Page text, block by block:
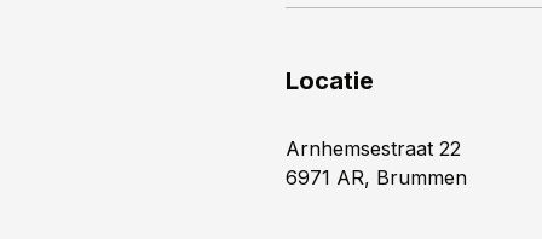
Locatie
Arnhemsestraat 22
6971 AR, Brummen